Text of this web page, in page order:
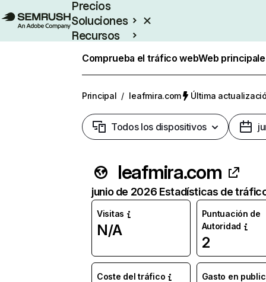
Precios
Soluciones
Recursos
Comprueba el tráfico webWeb
Principal / leafmira.com Última
Todos los dispositivos
leafmira.com
junio de 2026 Estadísticas de
Visitas
N/A
Puntuación de
Autoridad
2
Coste del tráfico Gasto en